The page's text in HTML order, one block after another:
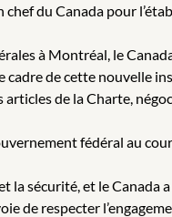
du Canada pour
à Montréal, le
de cette nouvelle
de la Charte,
fédéral au
sécurité, et le Canada
de respecter